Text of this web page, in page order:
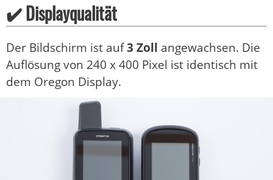
✔️ Displayqualität
Der Bildschirm ist auf3 Zoll angewachsen. Die
Auflösung von 240 x 400 Pixel ist identisch mit
dem Oregon Display.